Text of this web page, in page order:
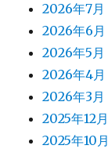
2026年7月
2026年6月
2026年5月
2026年4月
2026年3月
2025年12月
2025年10月